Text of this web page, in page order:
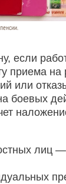
если
приема на
или
боевых
лиц